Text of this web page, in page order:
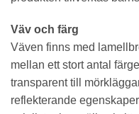
Väv och färg
Väven finns med
mellan ett stort antal
transparent till
reflekterande